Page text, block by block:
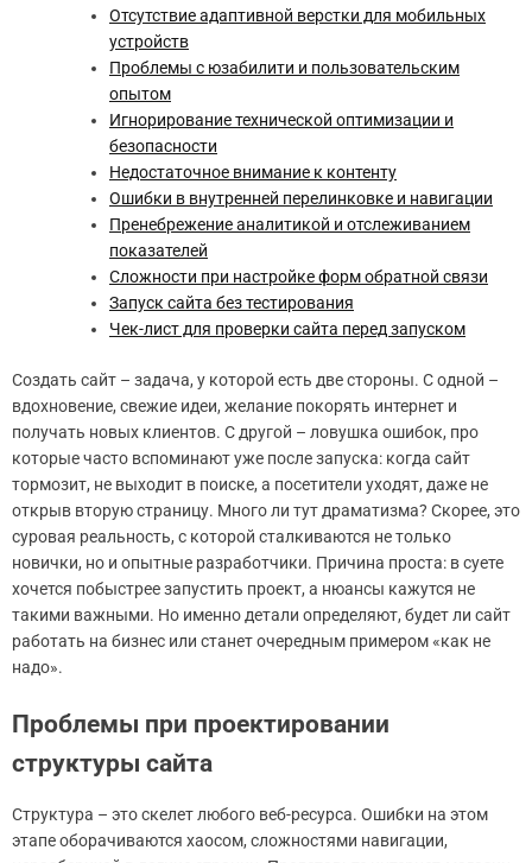
Отсутствие адаптивной верстки для мобильных
устройств
Проблемы с юзабилити и пользовательским
опытом
Игнорирование технической оптимизации и
безопасности
Недостаточное внимание к контенту
Ошибки в внутренней перелинковке и навигации
Пренебрежение аналитикой и отслеживанием
показателей
Сложности при настройке форм обратной связи
Запуск сайта без тестирования
Чек-лист для проверки сайта перед запуском
Создать сайт – задача, у которой есть две стороны. С одной –
вдохновение, свежие идеи, желание покорять интернет и
получать новых клиентов. С другой – ловушка ошибок, про
которые часто вспоминают уже после запуска: когда сайт
тормозит, не выходит в поиске, а посетители уходят, даже не
открыв вторую страницу. Много ли тут драматизма? Скорее, это
суровая реальность, с которой сталкиваются не только
новички, но и опытные разработчики. Причина проста: в суете
хочется побыстрее запустить проект, а нюансы кажутся не
такими важными. Но именно детали определяют, будет ли сайт
работать на бизнес или станет очередным примером «как не
надо».
Проблемы при проектировании
структуры сайта
Структура – это скелет любого веб-ресурса. Ошибки на этом
этапе оборачиваются хаосом, сложностями навигации,